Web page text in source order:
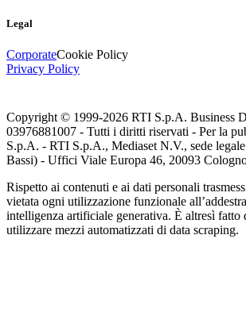
Legal
CorporateCookie Policy
Privacy Policy
Copyright © 1999-2026 RTI S.p.A. Business
03976881007 - Tutti i diritti riservati - Per la
S.p.A. - RTI S.p.A., Mediaset N.V., sede
Bassi) - Uffici Viale Europa 46, 20093
Rispetto ai contenuti e ai dati personali
vietata ogni utilizzazione funzionale
intelligenza artificiale generativa. È altresì fatto
utilizzare mezzi automatizzati di data scraping.